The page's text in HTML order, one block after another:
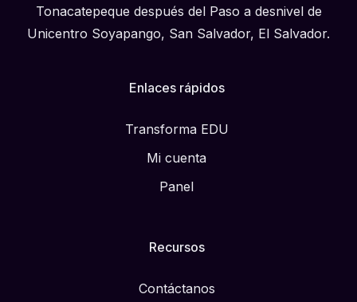
Tonacatepeque después del Paso a desnivel de
Unicentro Soyapango, San Salvador, El Salvador.
Enlaces rápidos
Transforma EDU
Mi cuenta
Panel
Recursos
Contáctanos